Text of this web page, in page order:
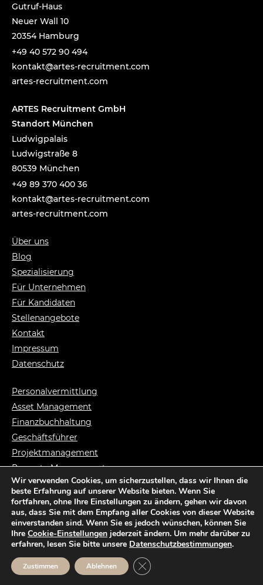
Gutruf-Haus
Neuer Wall 10
20354 Hamburg
+49 40 572 90 494
moc.t
nemti
urcer
-setr
a@tka
tnok
artes-recruitment.com
ARTES Recruitment GmbH
Standort München
Ludwigpalais
Ludwigstraße 8
80539 München
+49 89 370 400 36
moc.t
nemti
urcer
-setr
a@tka
tnok
artes-recruitment.com
Über uns
Blog
Spezialisierung
Für Unternehmen
Für Kandidaten
Stellenangebote
Kontakt
Impressum
Datenschutz
Personalvermittlung
Asset Management
Finanzbuchhaltung
Geschäftsführer
Projektmanagement
Property Management
Syndikusanwalt
Vermietungsmanag.
© Copyright ARTES Recruitment GmbH
Website: mad.Design GmbH |maddesign.media
Wir verwenden Cookies, um sicherzustellen, dass wir Ihnen die
beste Erfahrung auf unserer Website bieten. Wenn Sie
fortfahren, ohne Ihre Einstellungen zu ändern, gehen wir davon
aus, dass Sie mit dem Empfang aller Cookies von dieser Website
einverstanden sind. Wenn Sie es jedoch wünschen, können Sie
Ihre Cookie-Einstellungen jederzeit ändern. Um mehr darüber zu
erfahren, lesen Sie bitte unsere Datenschutzbestimmungen.
Zustimmen Ablehnen GDPR Cookie-Banner schließen